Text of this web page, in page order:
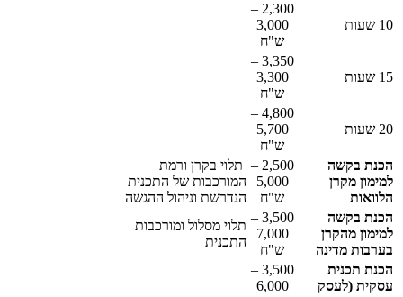
10 שעות
2,300 –
3,000
ש"ח
15 שעות
3,350 –
3,300
ש"ח
20 שעות
4,800 –
5,700
ש"ח
הכנת בקשה
למימון מקרן
הלוואות
2,500 –
5,000
ש"ח
תלוי בקרן ורמת
המורכבות של התכנית
הנדרשת וניהול ההגשה
הכנת בקשה
למימון מהקרן
בערבות מדינה
3,500 –
7,000
ש"ח
תלוי מסלול ומורכבות
התכנית
הכנת תכנית
עסקית (לעסק
3,500 –
6,000